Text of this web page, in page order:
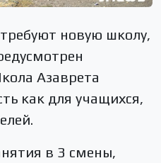
новую школу,
Азаврета
как для учащихся,
в 3 смены,